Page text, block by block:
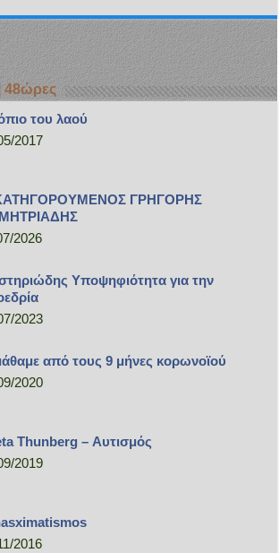
48ώρες
του λαού
2017
ΓΡΗΓΟΡΗΣ
2026
Υποψηφιότητα για την
2023
από τους 9 μήνες κορωνοϊού
2020
Thunberg – Αυτισμός
2019
2016